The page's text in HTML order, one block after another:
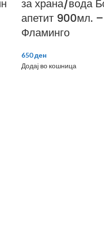
за храна/вода
апетит 900мл. –
Фламинго
650ден
Додај во кошница